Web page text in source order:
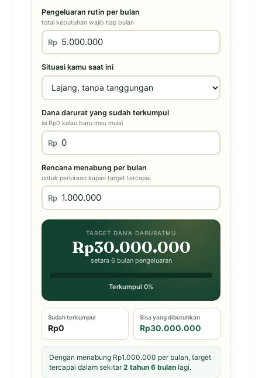
Pengeluaran rutin per bulan
total kebutuhan wajib tiap bulan
Rp
Situasi kamu saat ini
Dana darurat yang sudah terkumpul
isi Rp0 kalau baru mau mulai
Rp
Rencana menabung per bulan
untuk perkiraan kapan target tercapai
Rp
TARGET DANA DARURATMU
Rp30.000.000
setara 6 bulan pengeluaran
Terkumpul 0%
Sudah terkumpul
Rp0
Sisa yang dibutuhkan
Rp30.000.000
Dengan menabung Rp1.000.000 per bulan, target
tercapai dalam sekitar2 tahun 6 bulan lagi.